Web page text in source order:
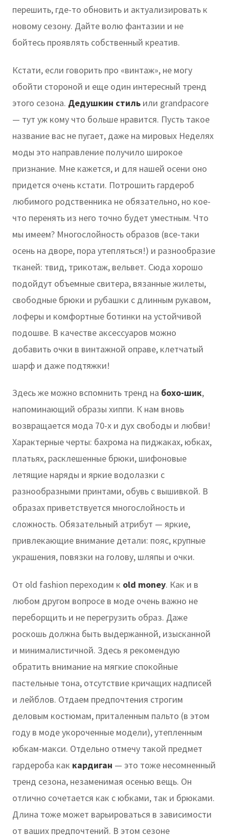
перешить, где-то обновить и актуализировать к
новому сезону. Дайте волю фантазии и не
бойтесь проявлять собственный креатив.
Кстати, если говорить про «винтаж», не могу
обойти стороной и еще один интересный тренд
этого сезона. Дедушкин стиль или grandpacore
— тут уж кому что больше нравится. Пусть такое
название вас не пугает, даже на мировых Неделях
моды это направление получило широкое
признание. Мне кажется, и для нашей осени оно
придется очень кстати. Потрошить гардероб
любимого родственника не обязательно, но кое-
что перенять из него точно будет уместным. Что
мы имеем? Многослойность образов (все-таки
осень на дворе, пора утепляться!) и разнообразие
тканей: твид, трикотаж, вельвет. Сюда хорошо
подойдут объемные свитера, вязанные жилеты,
свободные брюки и рубашки с длинным рукавом,
лоферы и комфортные ботинки на устойчивой
подошве. В качестве аксессуаров можно
добавить очки в винтажной оправе, клетчатый
шарф и даже подтяжки!
Здесь же можно вспомнить тренд на бохо-шик,
напоминающий образы хиппи. К нам вновь
возвращается мода 70-х и дух свободы и любви!
Характерные черты: бахрома на пиджаках, юбках,
платьях, расклешенные брюки, шифоновые
летящие наряды и яркие водолазки с
разнообразными принтами, обувь с вышивкой. В
образах приветствуется многослойность и
сложность. Обязательный атрибут — яркие,
привлекающие внимание детали: пояс, крупные
украшения, повязки на голову, шляпы и очки.
От old fashion переходим к old money. Как и в
любом другом вопросе в моде очень важно не
переборщить и не перегрузить образ. Даже
роскошь должна быть выдержанной, изысканной
и минималистичной. Здесь я рекомендую
обратить внимание на мягкие спокойные
пастельные тона, отсутствие кричащих надписей
и лейблов. Отдаем предпочтения строгим
деловым костюмам, приталенным пальто (в этом
году в моде укороченные модели), утепленным
юбкам-макси. Отдельно отмечу такой предмет
гардероба как кардиган — это тоже несомненный
тренд сезона, незаменимая осенью вещь. Он
отлично сочетается как с юбками, так и брюками.
Длина тоже может варьироваться в зависимости
от ваших предпочтений. В этом сезоне